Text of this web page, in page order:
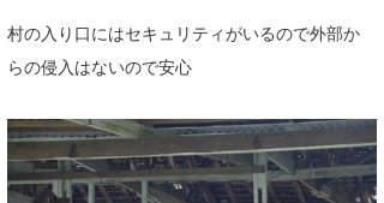
村の入り口にはセキュリティがいるので外部か
らの侵入はないので安心